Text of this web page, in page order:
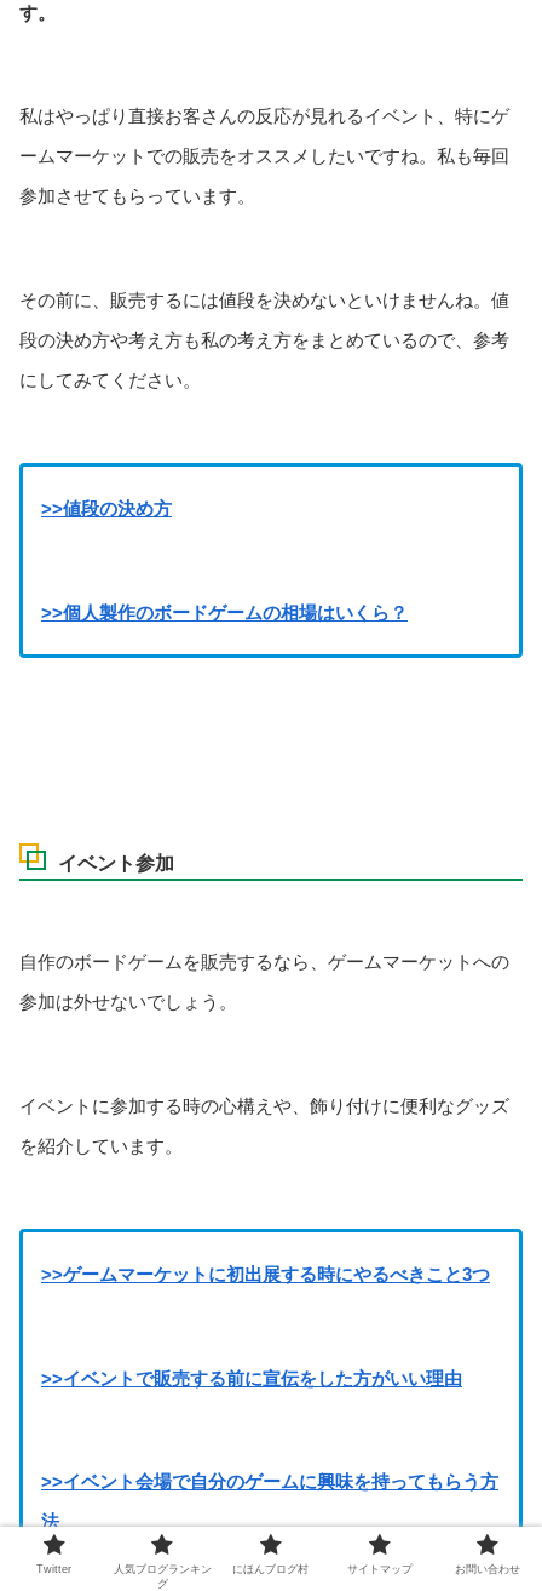
す。
私はやっぱり直接お客さんの反応が見れるイベント、特にゲ
ームマーケットでの販売をオススメしたいですね。私も毎回
参加させてもらっています。
その前に、販売するには値段を決めないといけませんね。値
段の決め方や考え方も私の考え方をまとめているので、参考
にしてみてください。
>>値段の決め方
>>個人製作のボードゲームの相場はいくら？
イベント参加
自作のボードゲームを販売するなら、ゲームマーケットへの
参加は外せないでしょう。
イベントに参加する時の心構えや、飾り付けに便利なグッズ
を紹介しています。
>>ゲームマーケットに初出展する時にやるべきこと3つ
>>イベントで販売する前に宣伝をした方がいい理由
>>イベント会場で自分のゲームに興味を持ってもらう方
法
Twitter
人気ブログランキン
グ
にほんブログ村 サイトマップ お問い合わせ